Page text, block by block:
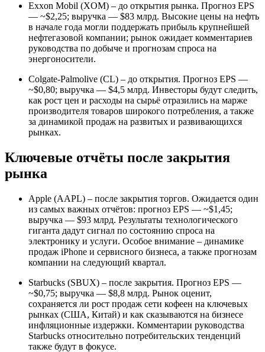
Exxon Mobil (XOM) – до открытия рынка. Прогноз EPS
— ~$2,25; выручка — $83 млрд. Высокие цены на нефть
в начале года могли поддержать прибыль крупнейшей
нефтегазовой компании; рынок ожидает комментариев
руководства по добыче и прогнозам спроса на
энергоносители.
Colgate-Palmolive (CL) – до открытия. Прогноз EPS —
~$0,80; выручка — $4,5 млрд. Инвесторы будут следить,
как рост цен и расходы на сырьё отразились на марже
производителя товаров широкого потребления, а также
за динамикой продаж на развитых и развивающихся
рынках.
Ключевые отчёты после закрытия
рынка
Apple (AAPL) – после закрытия торгов. Ожидается один
из самых важных отчётов: прогноз EPS — ~$1,45;
выручка — $93 млрд. Результаты технологического
гиганта дадут сигнал по состоянию спроса на
электронику и услуги. Особое внимание – динамике
продаж iPhone и сервисного бизнеса, а также прогнозам
компании на следующий квартал.
Starbucks (SBUX) – после закрытия. Прогноз EPS —
~$0,75; выручка — $8,8 млрд. Рынок оценит,
сохраняется ли рост продаж сети кофеен на ключевых
рынках (США, Китай) и как сказываются на бизнесе
инфляционные издержки. Комментарии руководства
Starbucks относительно потребительских тенденций
также будут в фокусе.